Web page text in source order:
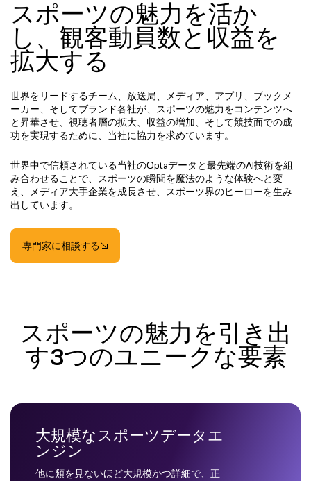
スポーツの魅力を活か
し、観客動員数と収益を
拡大する
世界をリードするチーム、放送局、メディア、アプリ、ブックメ
ーカー、そしてブランド各社が、スポーツの魅力をコンテンツへ
と昇華させ、視聴者層の拡大、収益の増加、そして競技面での成
功を実現するために、当社に協力を求めています。
世界中で信頼されている当社のOptaデータと最先端のAI技術を組
み合わせることで、スポーツの瞬間を魔法のような体験へと変
え、メディア大手企業を成長させ、スポーツ界のヒーローを生み
出しています。
専門家に相談する
スポーツの魅力を引き出
す3つのユニークな要素
大規模なスポーツデータエ
ンジン
他に類を見ないほど大規模かつ詳細で、正